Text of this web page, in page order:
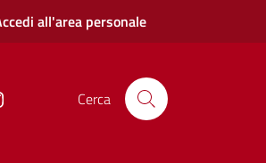
all'area personale
Cerca